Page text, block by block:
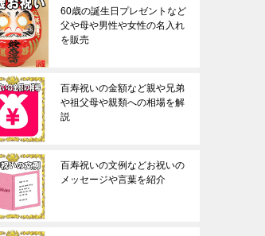
60歳の誕生日プレゼントなど
父や母や男性や女性の名入れ
を販売
百寿祝いの金額など親や兄弟
や祖父母や親類への相場を解
説
百寿祝いの文例などお祝いの
メッセージや言葉を紹介